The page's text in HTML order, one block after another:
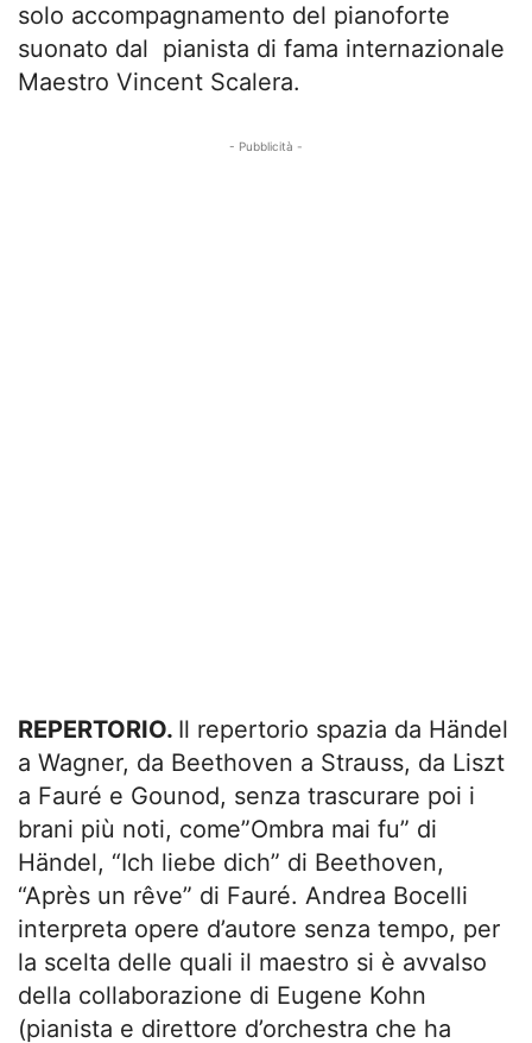
solo accompagnamento del pianoforte
suonato dal pianista di fama internazionale
Maestro Vincent Scalera.
- Pubblicità -
REPERTORIO. Il repertorio spazia da Händel
a Wagner, da Beethoven a Strauss, da Liszt
a Fauré e Gounod, senza trascurare poi i
brani più noti, come”Ombra mai fu” di
Händel, “Ich liebe dich” di Beethoven,
“Après un rêve” di Fauré. Andrea Bocelli
interpreta opere d’autore senza tempo, per
la scelta delle quali il maestro si è avvalso
della collaborazione di Eugene Kohn
(pianista e direttore d’orchestra che ha